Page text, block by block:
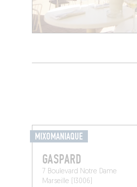
MIXOMANIAQUE
GASPARD
7 Boulevard Notre Dame
Marseille (13006)